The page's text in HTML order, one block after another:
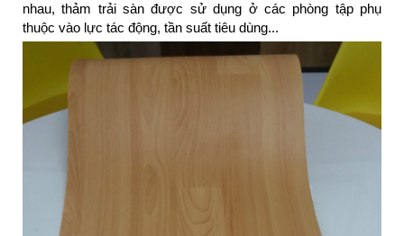
nhau, thảm trải sàn được sử dụng ở các phòng tập phụ
thuộc vào lực tác động, tần suất tiêu dùng...